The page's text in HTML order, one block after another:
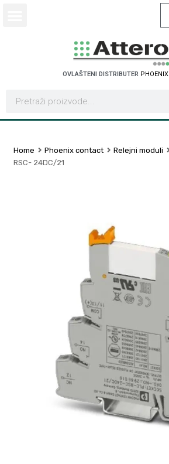
OVLAŠTENI DISTRIBUTER PHOENIX
Home Phoenix contact Relejni moduli
RSC- 24DC/21